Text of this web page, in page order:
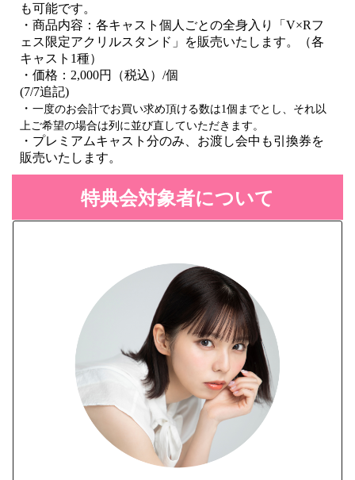
も可能です。
・商品内容：各キャスト個人ごとの全身入り「 V×Rフ
ェス限定アクリルスタンド」を販売いたします。
（各
キャスト1種）
・価格： 2,000円（税込） /個
(7/7追記)
・ 一度のお会計でお買い求め頂ける数は1個までとし、それ以
上ご希望の場合は列に並び直していただきます。
・プレミアムキャスト分のみ、お渡し会中も引換券を
販売いたします。
特典会対象者について